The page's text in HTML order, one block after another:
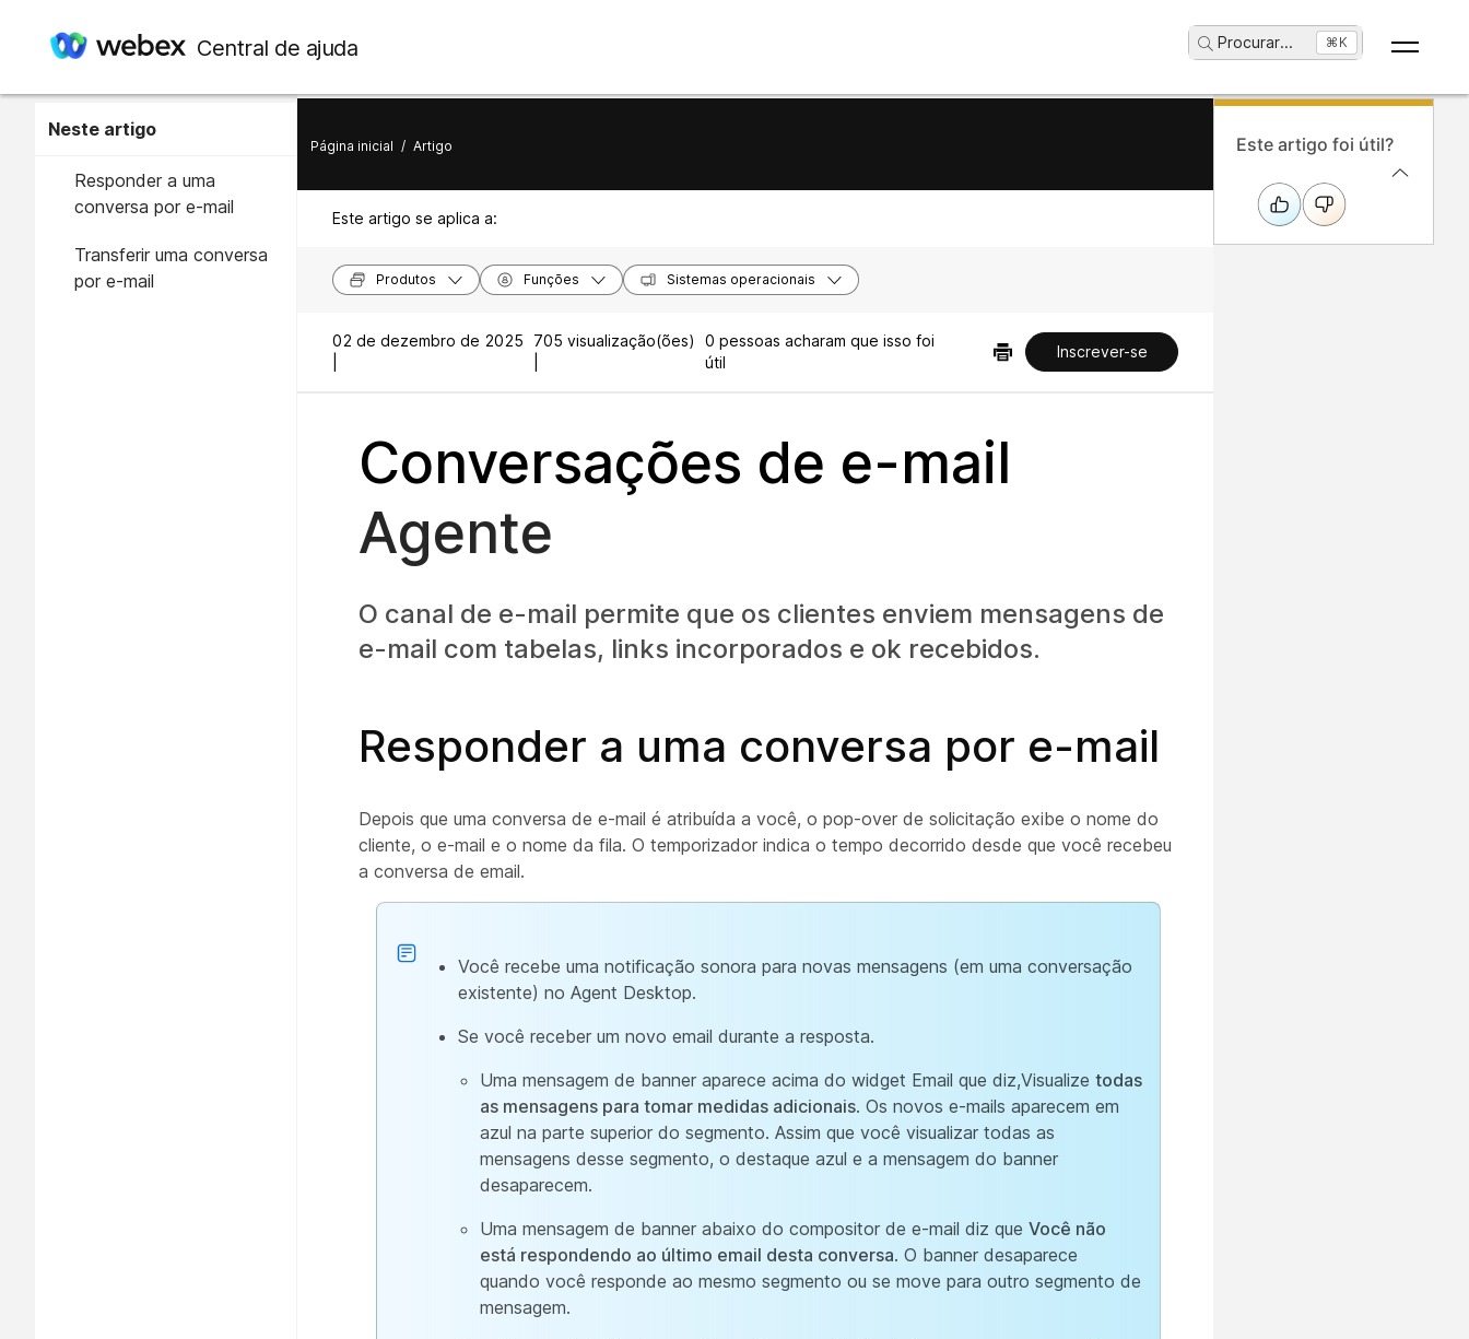
Central de ajuda Procurar... ⌘K
Neste artigo
Responder a uma
conversa por e-mail
Transferir uma conversa
por e-mail
Página inicial / Artigo
Este artigo se aplica a:
Produtos Funções Sistemas operacionais
02 de dezembro de 2025
705 visualização(ões)
0 pessoas acharam que isso foi
útil
Inscrever-se
Conversações de e-mail
Agente
O canal de e-mail permite que os clientes enviem mensagens de
e-mail com tabelas, links incorporados e ok recebidos.
Responder a uma conversa por e-mail
Depois que uma conversa de e-mail é atribuída a você, o pop-over de solicitação exibe o nome do
cliente, o e-mail e o nome da fila. O temporizador indica o tempo decorrido desde que você recebeu
a conversa de email.
Você recebe uma notificação sonora para novas mensagens (em uma conversação
existente) no Agent Desktop.
Se você receber um novo email durante a resposta.
Uma mensagem de banner aparece acima do widget Email que diz,Visualize todas
as mensagens para tomar medidas adicionais. Os novos e-mails aparecem em
azul na parte superior do segmento. Assim que você visualizar todas as
mensagens desse segmento, o destaque azul e a mensagem do banner
desaparecem.
Uma mensagem de banner abaixo do compositor de e-mail diz que Você não
está respondendo ao último email desta conversa. O banner desaparece
quando você responde ao mesmo segmento ou se move para outro segmento de
mensagem.
Este artigo foi útil?